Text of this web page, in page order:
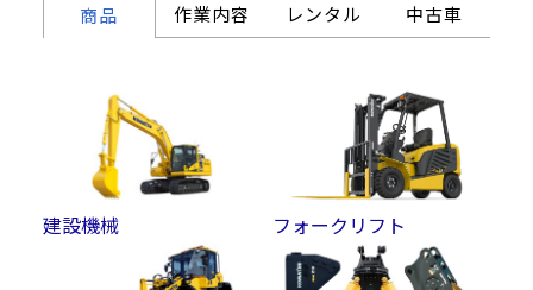
商品 作業内容 レンタル 中古車
建設機械 フォークリフト